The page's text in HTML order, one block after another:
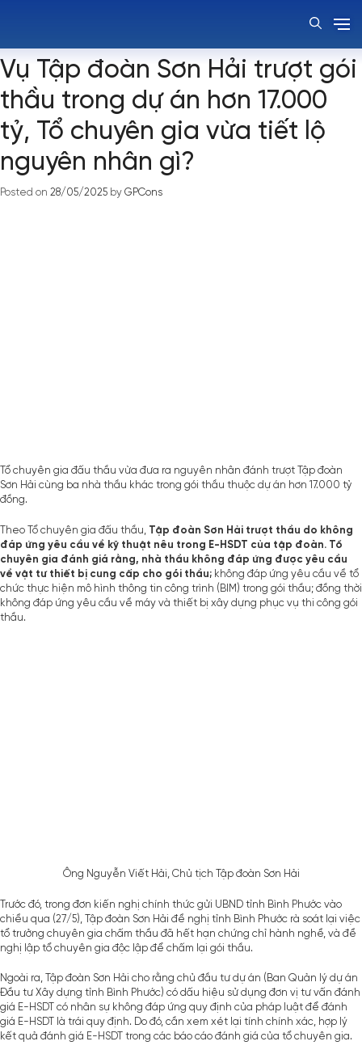
tập đoàn Sơn Hải
Vụ Tập đoàn Sơn Hải trượt gói
thầu trong dự án hơn 17.000
tỷ, Tổ chuyên gia vừa tiết lộ
nguyên nhân gì?
Posted on 28/05/2025 by GPCons
Tổ chuyên gia đấu thầu vừa đưa ra nguyên nhân đánh trượt Tập đoàn
Sơn Hải cùng ba nhà thầu khác trong gói thầu thuộc dự án hơn 17.000 tỷ
đồng.
Theo Tổ chuyên gia đấu thầu, Tập đoàn Sơn Hải trượt thầu do không
đáp ứng yêu cầu về kỹ thuật nêu trong E-HSDT của tập đoàn. Tổ
chuyên gia đánh giá rằng, nhà thầu không đáp ứng được yêu cầu
về vật tư thiết bị cung cấp cho gói thầu; không đáp ứng yêu cầu về tổ
chức thực hiện mô hình thông tin công trình (BIM) trong gói thầu; đồng thời
không đáp ứng yêu cầu về máy và thiết bị xây dựng phục vụ thi công gói
thầu.
Ông Nguyễn Viết Hải, Chủ tịch Tập đoàn Sơn Hải
Trước đó, trong đơn kiến nghị chính thức gửi UBND tỉnh Bình Phước vào
chiều qua (27/5), Tập đoàn Sơn Hải đề nghị tỉnh Bình Phước rà soát lại việc
tổ trưởng chuyên gia chấm thầu đã hết hạn chứng chỉ hành nghề, và đề
nghị lập tổ chuyên gia độc lập để chấm lại gói thầu.
Ngoài ra, Tập đoàn Sơn Hải cho rằng chủ đầu tư dự án (Ban Quản lý dự án
Đầu tư Xây dựng tỉnh Bình Phước) có dấu hiệu sử dụng đơn vị tư vấn đánh
giá E-HSDT có nhân sự không đáp ứng quy định của pháp luật để đánh
giá E-HSDT là trái quy định. Do đó, cần xem xét lại tính chính xác, hợp lý
kết quả đánh giá E-HSDT trong các báo cáo đánh giá của tổ chuyên gia.